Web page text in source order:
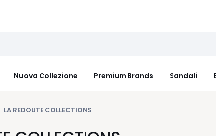
Nuova Collezione Premium Brands Sandali
LA REDOUTE COLLECTIONS